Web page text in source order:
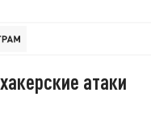
атаки